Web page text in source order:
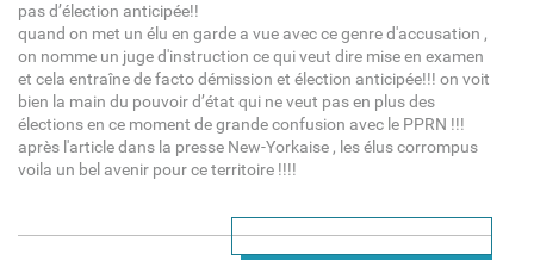
pas d’élection anticipée!!
quand on met un élu en garde a vue avec ce genre d'accusation ,
on nomme un juge d'instruction ce qui veut dire mise en examen
et cela entraîne de facto démission et élection anticipée!!! on voit
bien la main du pouvoir d’état qui ne veut pas en plus des
élections en ce moment de grande confusion avec le PPRN !!!
après l'article dans la presse New-Yorkaise , les élus corrompus
voila un bel avenir pour ce territoire !!!!